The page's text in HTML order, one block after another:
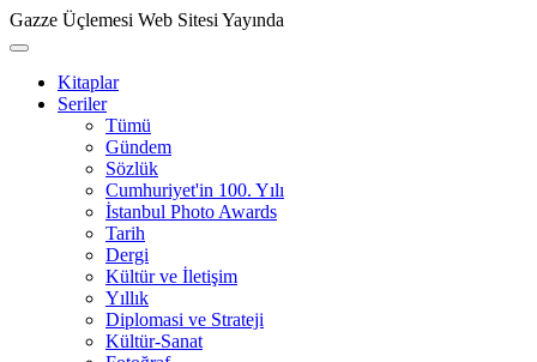
Gazze Üçlemesi Web Sitesi Yayında
Kitaplar
Seriler
Tümü
Gündem
Sözlük
Cumhuriyet'in 100. Yılı
İstanbul Photo Awards
Tarih
Dergi
Kültür ve İletişim
Yıllık
Diplomasi ve Strateji
Kültür-Sanat